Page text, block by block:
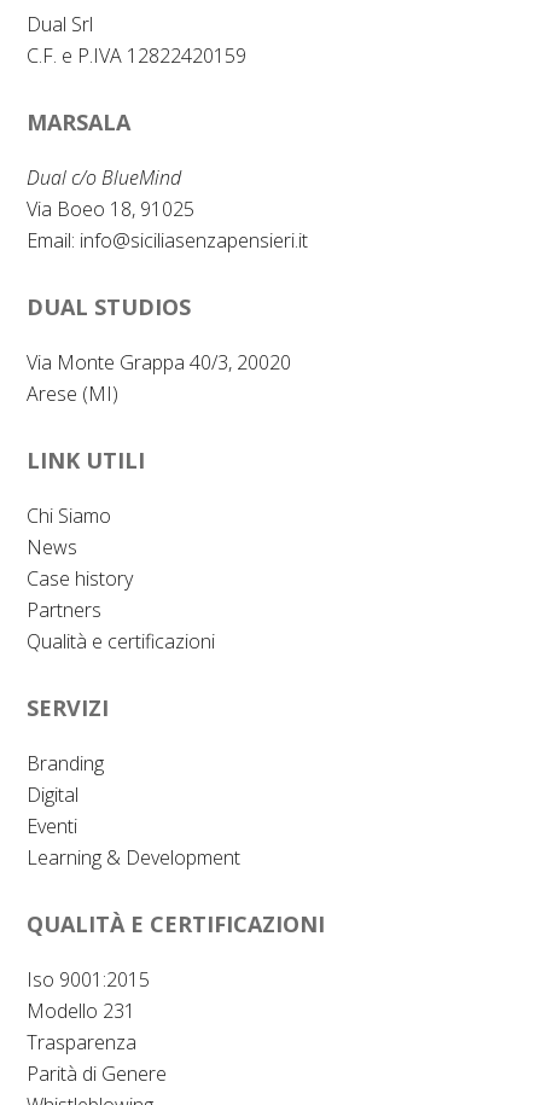
Dual Srl
C.F. e P.IVA 12822420159
MARSALA
Dual c/o BlueMind
Via Boeo 18, 91025
Email: info@siciliasenzapensieri.it
DUAL STUDIOS
Via Monte Grappa 40/3, 20020
Arese (MI)
LINK UTILI
Chi Siamo
News
Case history
Partners
Qualità e certificazioni
SERVIZI
Branding
Digital
Eventi
Learning & Development
QUALITÀ E CERTIFICAZIONI
Iso 9001:2015
Modello 231
Trasparenza
Parità di Genere